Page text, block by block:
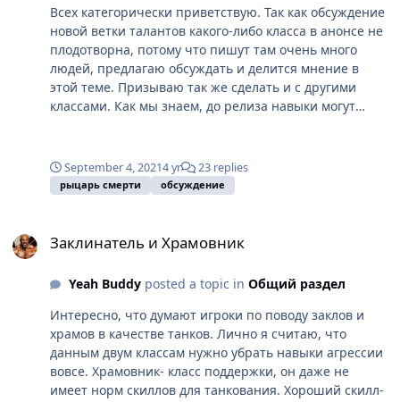
Всех категорически приветствую. Так как обсуждение
новой ветки талантов какого-либо класса в анонсе не
плодотворна, потому что пишут там очень много
людей, предлагаю обсуждать и делится мнение в
этой теме. Призываю так же сделать и с другими
классами. Как мы знаем, до релиза навыки могут
посчупать руками на тесте, но первое впечатление
тоже важно. Что бы начать обсуждение, я первый
выражу свое не профессиональное мнение. Хороший
на самом деле. Он по полезности стоит выше
некоторых аналогичных малых талантов у других
классов. Увеличение получаемого урона в процентах
- отличная вещь, т.к не теряет, а даже увеличивает
актуальность и желание прожатие Нитей на
протяжении всей игры. Талант по моему мнение
спорный. Спорный не в плане "Хороший\Плохой", а в
том смысле что есть ощущение что вместо него мог
бы быть какой-то другой талант, более полезный.
September 4, 20214 yr 23 replies
рыцарь смерти обсуждение
Заклинатель и Храмовник
Yeah Buddyposted a topic in Общий раздел
Интересно, что думают игроки по поводу заклов и
храмов в качестве танков. Лично я считаю, что
данным двум классам нужно убрать навыки агрессии
вовсе. Храмовник- класс поддержки, он даже не
имеет норм скиллов для танкования. Хороший скилл-